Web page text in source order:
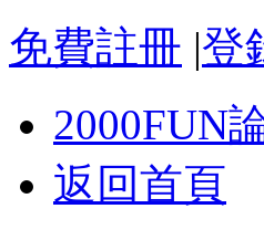
免費註冊 |登
2000FUN
返回首頁